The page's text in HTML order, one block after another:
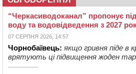
“Черкасиводоканал” пропонує
воду та водовідведення з 2027
07 СЕРПНЯ 2026, 14:57
Чорнобаївець: якщо гривня піде в
врятують ці підвищення жоден